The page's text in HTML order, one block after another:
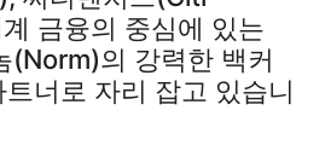
금융의 중심에 있는
(Norm)의 강력한 백커
너로 자리 잡고 있습니